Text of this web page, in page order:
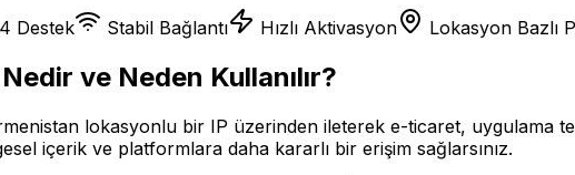
Destek Stabil Bağlantı Hızlı Aktivasyon Lokasyon Bazlı
ve Neden Kullanılır?
lokasyonlu bir IP üzerinden ileterek e-ticaret, uygulama
içerik ve platformlara daha kararlı bir erişim sağlarsınız.